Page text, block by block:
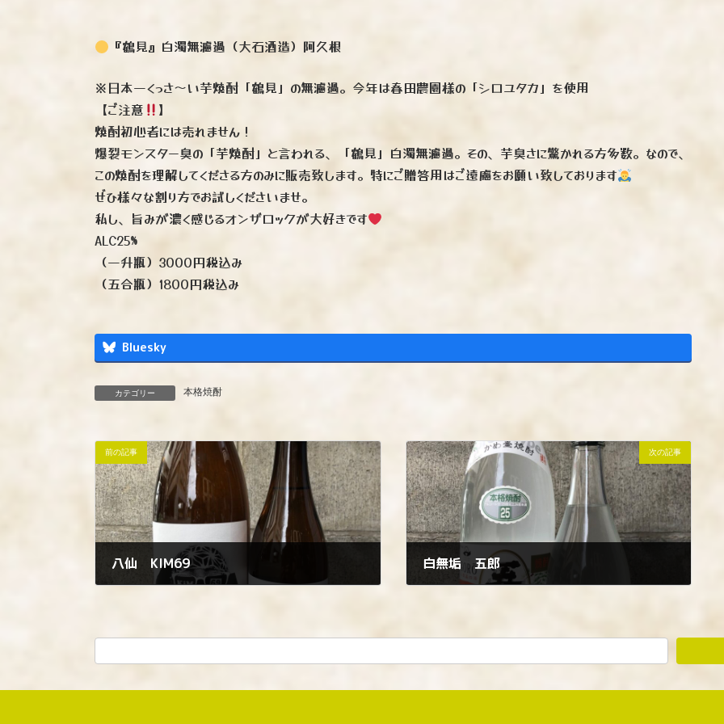
『鶴見』白濁無濾過（大石酒造）阿久根
※日本一くっさ〜い芋焼酎「鶴見」の無濾過。今年は春田農園様の「シロユタカ」を使用
【ご注意
】
焼酎初心者には売れません！
爆裂モンスター臭の「芋焼酎」と言われる、「鶴見」白濁無濾過。その、芋臭さに驚かれる方多数。なので、
この焼酎を理解してくださる方のみに販売致します。特にご贈答用はご遠慮をお願い致しております
ぜひ様々な割り方でお試しくださいませ。
私し、旨みが濃く感じるオンザロックが大好きです
ALC25%
（一升瓶）3000円税込み
（五合瓶）1800円税込み
Bluesky
カテゴリー 本格焼酎
前の記事
八仙 KIM69
次の記事
白無垢 五郎